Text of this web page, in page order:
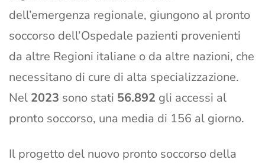
dell’emergenza regionale, giungono al pronto
soccorso dell’Ospedale pazienti provenienti
da altre Regioni italiane o da altre nazioni, che
necessitano di cure di alta specializzazione.
Nel 2023 sono stati 56.892 gli accessi al
pronto soccorso, una media di 156 al giorno.
Il progetto del nuovo pronto soccorso della